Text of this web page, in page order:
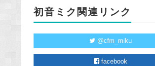
初音ミク関連リンク
@cfm_miku
facebook